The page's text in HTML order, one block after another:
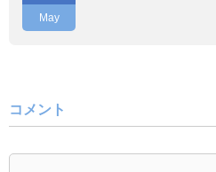
May
コメント